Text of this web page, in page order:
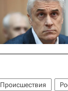
Происшествия